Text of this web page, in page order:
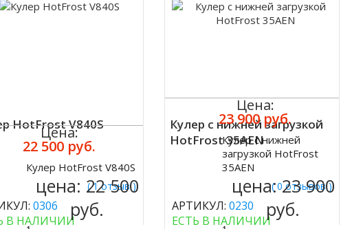
HotFrost V840S
( 1 отзыв )
0306
В НАЛИЧИИ
Цена:
22 500 руб.
Кулер HotFrost V840S
цена: 22 500
руб.
Кулер с нижней загрузкой
HotFrost 35AEN
( 0 отзывов )
АРТИКУЛ: 0230
ЕСТЬ В НАЛИЧИИ
Цена:
23 900 руб.
Купить
Кулер с нижней
загрузкой HotFrost
35AEN
цена:23 900
руб.